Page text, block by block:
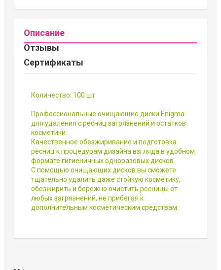
Описание
Отзывы
Сертификаты
Количество: 100 шт
Профессиональные очищающие диски Enigma
для удаления с ресниц загрязнений и остатков
косметики.
Качественное обезжиривание и подготовка
ресниц к процедурам дизайна взгляда в удобном
формате гигиеничных одноразовых дисков.
С помощью очищающих дисков вы сможете
тщательно удалить даже стойкую косметику,
обезжирить и бережно очистить ресницы от
любых загрязнений, не прибегая к
дополнительным косметическим средствам.